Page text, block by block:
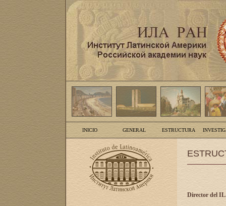
INICIO GENERAL ESTRUCTURA
Director del